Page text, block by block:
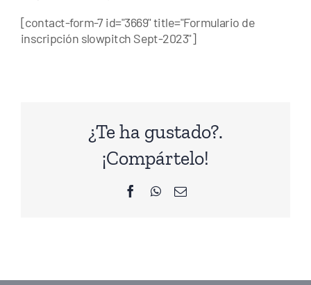
[contact-form-7 id="3669" title="Formulario de
inscripción slowpitch Sept-2023"]
¿Te ha gustado?.
¡Compártelo!
Facebook
WhatsApp
Correo